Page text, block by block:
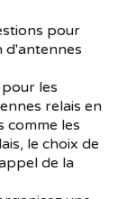
pour
d'antennes
les
relais en
comme les
le choix de
de la